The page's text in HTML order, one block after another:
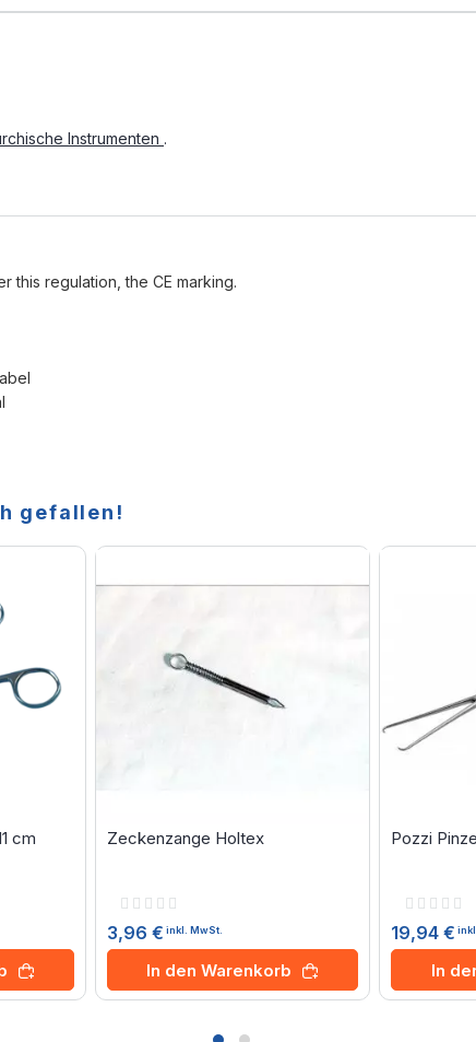
Instrumenten .
this regulation, the CE marking.
gefallen!
cm Zeckenzange Holtex
Rating:
3,96 € inkl. MwSt.
In den Warenkorb
Pozzi
Rating:
19,94 €
In